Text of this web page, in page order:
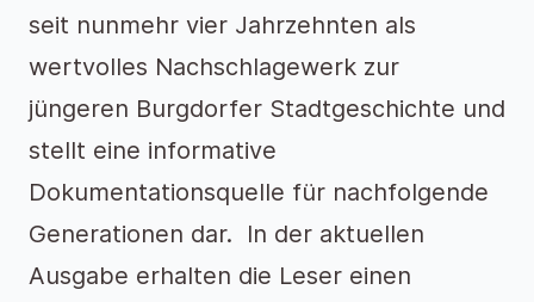
seit nunmehr vier Jahrzehnten als
wertvolles Nachschlagewerk zur
jüngeren Burgdorfer Stadtgeschichte und
stellt eine informative
Dokumentationsquelle für nachfolgende
Generationen dar. In der aktuellen
Ausgabe erhalten die Leser einen